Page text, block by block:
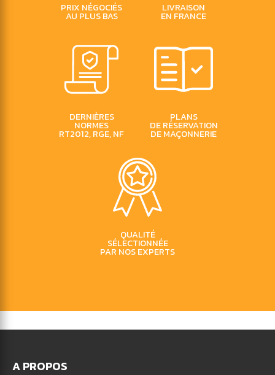
PRIX NÉGOCIÉS
AU PLUS BAS
LIVRAISON
EN FRANCE
DERNIÈRES
NORMES
RT2012, RGE, NF
PLANS
DE RÉSERVATION
DE MAÇONNERIE
QUALITÉ
SÉLECTIONNÉE
PAR NOS EXPERTS
A PROPOS